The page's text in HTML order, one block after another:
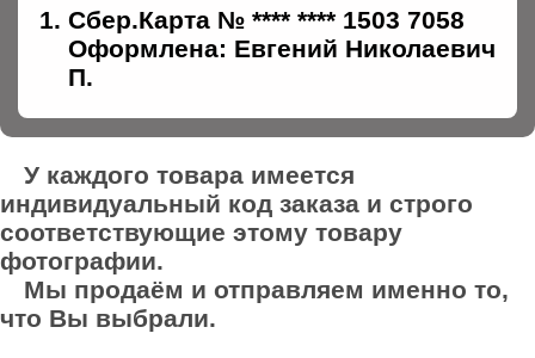
Сбер.Карта № **** **** 1503 7058
Оформлена: Евгений Николаевич
П.
У каждого товара имеется
индивидуальный код заказа и строго
соответствующие этому товару
фотографии.
Мы продаём и отправляем именно то,
что Вы выбрали.